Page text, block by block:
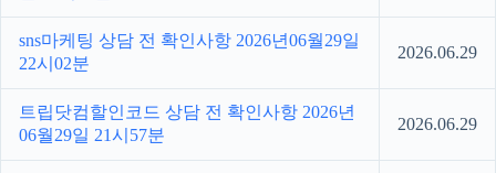
sns마케팅 상담 전 확인사항 2026년06월29일
22시02분
2026.06.29
트립닷컴할인코드 상담 전 확인사항 2026년
06월29일 21시57분
2026.06.29